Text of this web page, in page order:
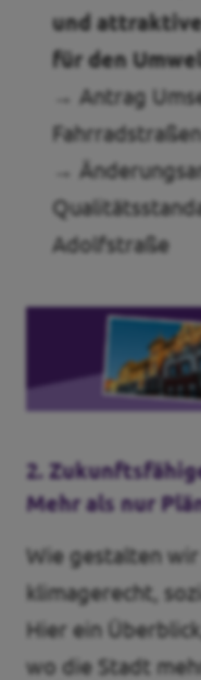
und
für den
→ Antrag
→
Adolfstraße
2.
Mehr als nur
Wie gestalten
klimagerecht,
Hier ein
wo die Stadt